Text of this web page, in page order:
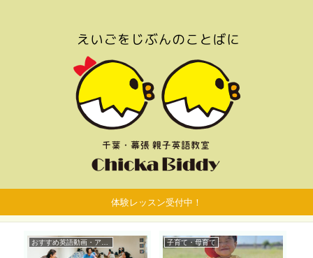
体験レッスン受付中！
子育て・母育て